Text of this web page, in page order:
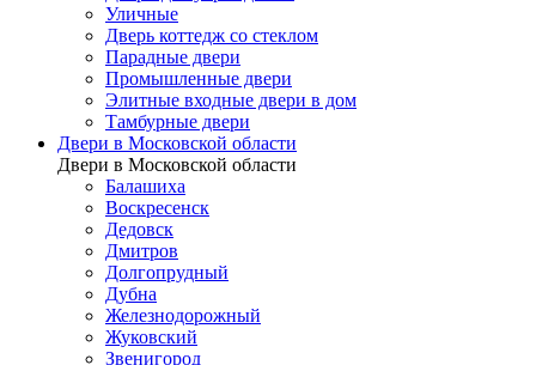
Уличные
Дверь коттедж со стеклом
Парадные двери
Промышленные двери
Элитные входные двери в дом
Тамбурные двери
Двери в Московской области
Двери в Московской области
Балашиха
Воскресенск
Дедовск
Дмитров
Долгопрудный
Дубна
Железнодорожный
Жуковский
Звенигород